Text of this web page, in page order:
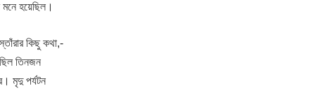
হয়েছিল।
কিছু কথা,-
তিনজন
মৃদু পর্যটন